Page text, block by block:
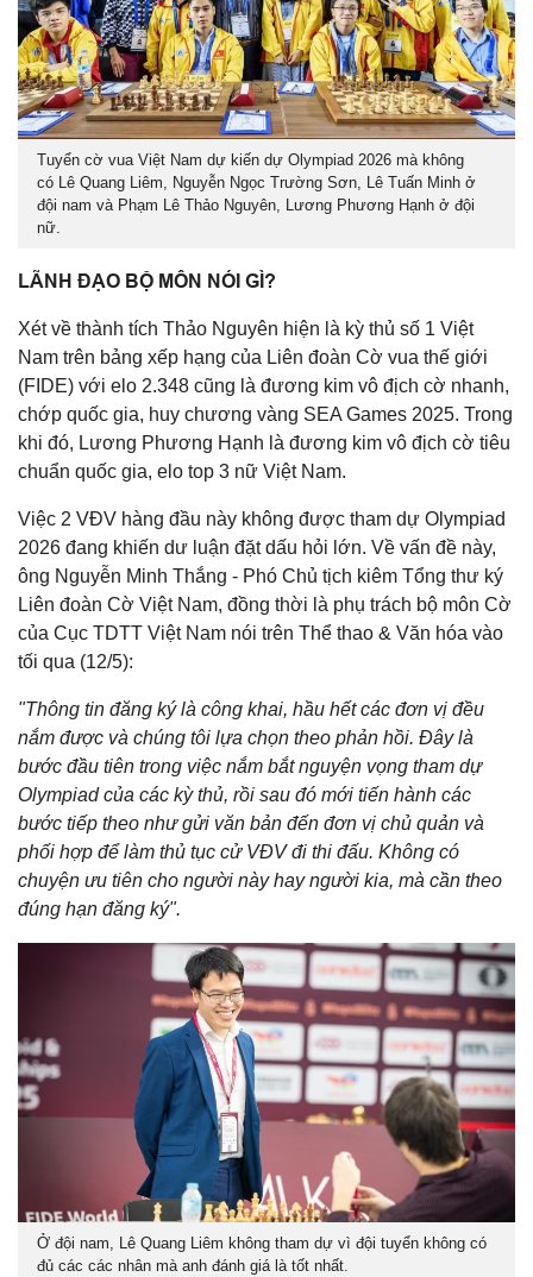
Tuyển cờ vua Việt Nam dự kiến dự Olympiad 2026 mà không
có Lê Quang Liêm, Nguyễn Ngọc Trường Sơn, Lê Tuấn Minh ở
đội nam và Phạm Lê Thảo Nguyên, Lương Phương Hạnh ở đội
nữ.
LÃNH ĐẠO BỘ MÔN NÓI GÌ?
Xét về thành tích Thảo Nguyên hiện là kỳ thủ số 1 Việt
Nam trên bảng xếp hạng của Liên đoàn Cờ vua thế giới
(FIDE) với elo 2.348 cũng là đương kim vô địch cờ nhanh,
chớp quốc gia, huy chương vàng SEA Games 2025. Trong
khi đó, Lương Phương Hạnh là đương kim vô địch cờ tiêu
chuẩn quốc gia, elo top 3 nữ Việt Nam.
Việc 2 VĐV hàng đầu này không được tham dự Olympiad
2026 đang khiến dư luận đặt dấu hỏi lớn. Về vấn đề này,
ông Nguyễn Minh Thắng - Phó Chủ tịch kiêm Tổng thư ký
Liên đoàn Cờ Việt Nam, đồng thời là phụ trách bộ môn Cờ
của Cục TDTT Việt Nam nói trên Thể thao & Văn hóa vào
tối qua (12/5):
"Thông tin đăng ký là công khai, hầu hết các đơn vị đều
nắm được và chúng tôi lựa chọn theo phản hồi. Đây là
bước đầu tiên trong việc nắm bắt nguyện vọng tham dự
Olympiad của các kỳ thủ, rồi sau đó mới tiến hành các
bước tiếp theo như gửi văn bản đến đơn vị chủ quản và
phối hợp để làm thủ tục cử VĐV đi thi đấu. Không có
chuyện ưu tiên cho người này hay người kia, mà cần theo
đúng hạn đăng ký".
Ở đội nam, Lê Quang Liêm không tham dự vì đội tuyển không có
đủ các các nhân mà anh đánh giá là tốt nhất.